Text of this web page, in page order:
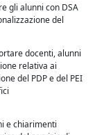
gli alunni con DSA
del
docenti, alunni
relativa ai
del PDP e del PEI
e chiarimenti